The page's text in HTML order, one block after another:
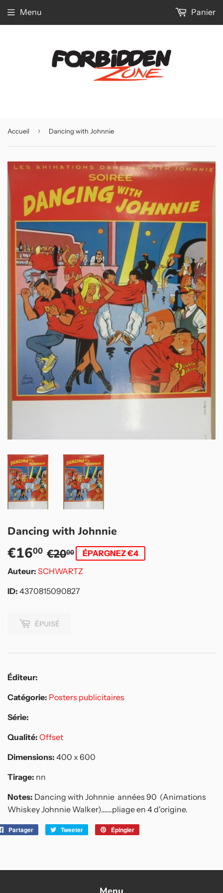
Menu Panier
Accueil › Dancing with Johnnie
Dancing with Johnnie
€1600 €2000Prix
régulier
€20,00
Prix
réduit
€16,00
ÉPARGNEZ €4
Auteur: SCHWARTZ
ID: 4370815090827
ÉPUISÉ
Éditeur:
Catégorie: Posters publicitaires
Série:
Qualité: Offset
Dimensions: 400 x 600
Tirage: nn
Notes: Dancing with Johnnie années 90 (Animations
Whiskey Johnnie Walker).......pliage en 4 d'origine.
Partager
PartagerTweeter
Tweeter
Épingler